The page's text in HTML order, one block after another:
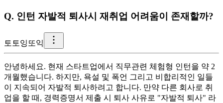
Q. 인턴 자발적 퇴사시 재취업 어려움이 존재할까?
토 토잉또익
안녕하세요. 현재 스타트업에서 직무관련 체험형 인턴을 약 2
개월했습니다. 하지만, 욕설 및 폭언 그리고 비합리적인 일들
이 지속되어 자발적 퇴사하려고 합니다. 만약 다른 회사로 취
업을 할 때, 경력증명서 제출 시 퇴사 사유로 "자발적 퇴사" 라